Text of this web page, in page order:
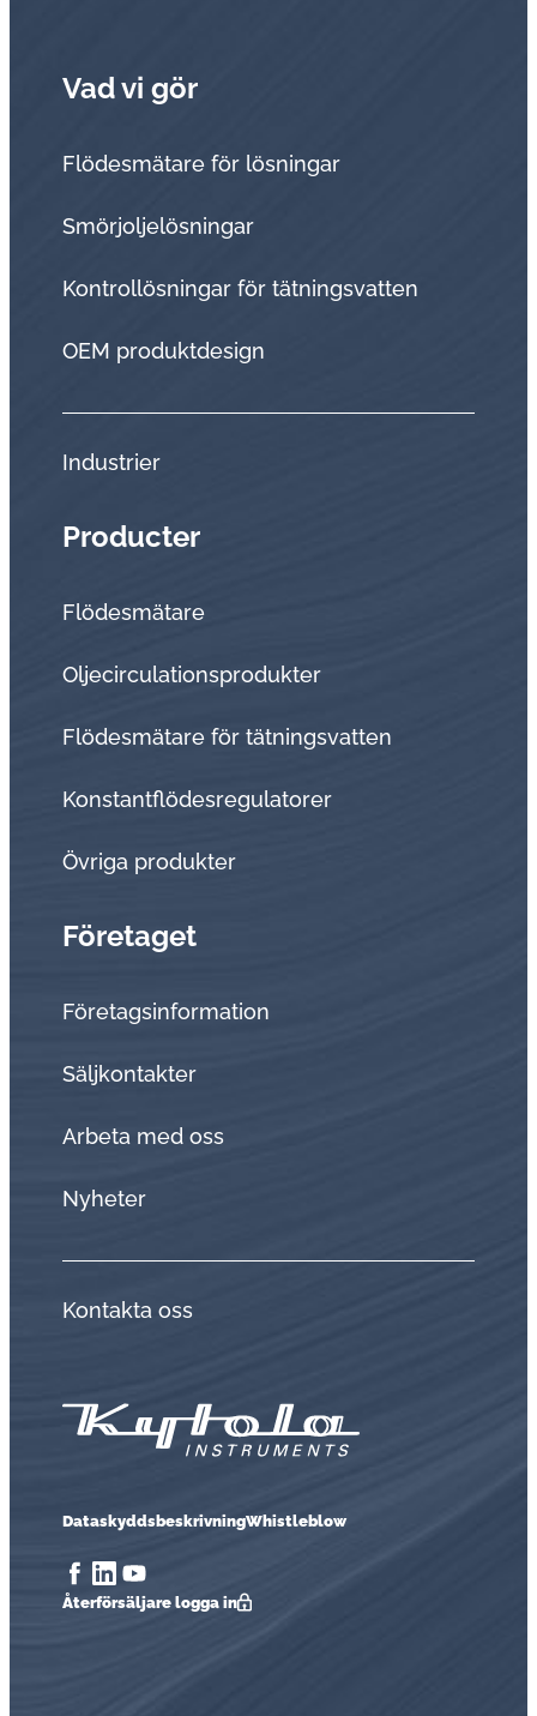
Vad vi gör
Flödesmätare för lösningar
Smörjoljelösningar
Kontrollösningar för tätningsvatten
OEM produktdesign
Industrier
Producter
Flödesmätare
Oljecirculationsprodukter
Flödesmätare för tätningsvatten
Konstantflödesregulatorer
Övriga produkter
Företaget
Företagsinformation
Sälj­kon­tak­ter
Arbeta med oss
Nyheter
Kontakta oss
DataskyddsbeskrivningWhistleblow
Åter­för­säl­ja­re logga in